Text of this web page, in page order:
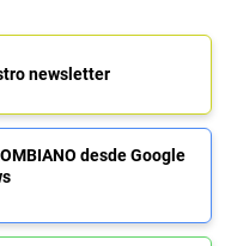
newsletter
desde Google